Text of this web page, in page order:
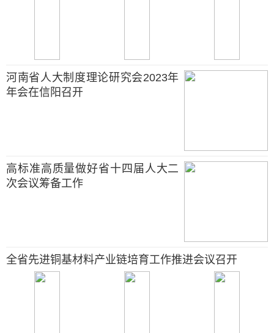
河南省人大制度理论研究会2023年
年会在信阳召开
高标准高质量做好省十四届人大二
次会议筹备工作
全省先进铜基材料产业链培育工作推进会议召开